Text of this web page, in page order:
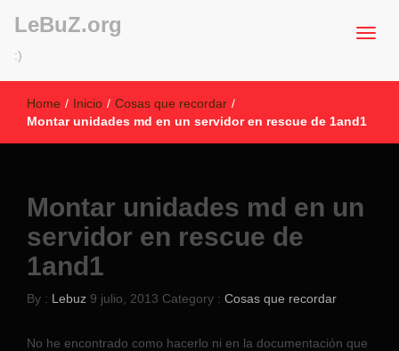
LeBuZ.org
:)
Home / Inicio / Cosas que recordar /
Montar unidades md en un servidor en rescue de 1and1
Montar unidades md en un
servidor en rescue de
1and1
By : Lebuz 9 julio, 2013 Category : Cosas que recordar
No he encontrado como hacerlo ni en la documentación que